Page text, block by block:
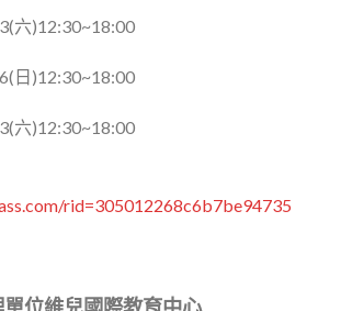
六)12:30~18:00
日)12:30~18:00
六)12:30~18:00
rid=305012268c6b7be94735